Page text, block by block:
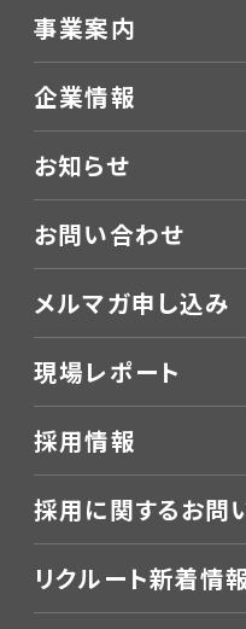
事業案内
企業情報
お知らせ
お問い合わせ
メルマガ申し込み
現場レポート
採用情報
採用に関するお問
リクルート新着情